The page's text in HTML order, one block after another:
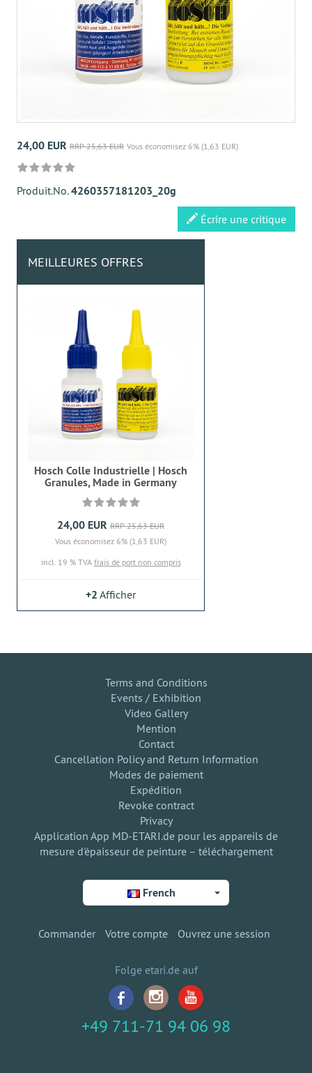
24,00 EUR RRP 25,63 EUR Vous économisez 6% (1,63 EUR)
Produit.No.4260357181203_20g
Écrire une critique
MEILLEURES OFFRES
Hosch Colle Industrielle | Hosch
Granules, Made in Germany
24,00 EUR RRP 25,63 EUR
Vous économisez 6% (1,63 EUR)
incl. 19 % TVA frais de port non compris
+2 Afficher
Terms and Conditions
Events / Exhibition
Video Gallery
Mention
Contact
Cancellation Policy and Return Information
Modes de paiement
Expédition
Revoke contract
Privacy
Application App MD-ETARI.de pour les appareils de
mesure d'épaisseur de peinture – téléchargement
French
Commander Votre compte Ouvrez une session
Folge etari.de auf
+49 711-71 94 06 98